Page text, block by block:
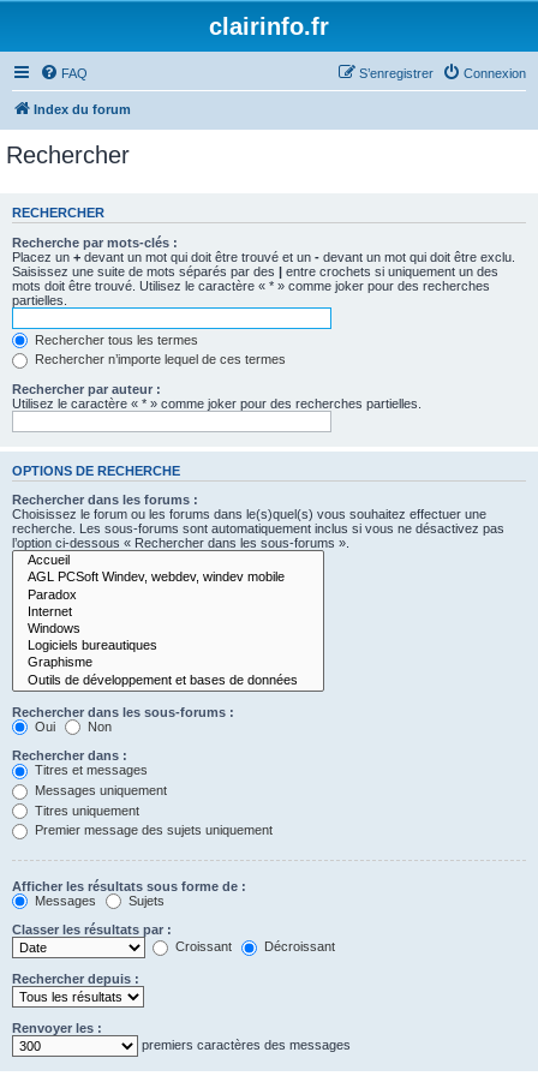
clairinfo.fr
FAQ Connexion
S’enregistrer
Index du forum
Rechercher
RECHERCHER
Recherche par mots-clés :
Placez un + devant un mot qui doit être trouvé et un - devant un mot qui doit être exclu.
Saisissez une suite de mots séparés par des | entre crochets si uniquement un des
mots doit être trouvé. Utilisez le caractère « * » comme joker pour des recherches
partielles.
Rechercher tous les termes
Rechercher n’importe lequel de ces termes
Rechercher par auteur :
Utilisez le caractère « * » comme joker pour des recherches partielles.
OPTIONS DE RECHERCHE
Rechercher dans les forums :
Choisissez le forum ou les forums dans le(s)quel(s) vous souhaitez effectuer une
recherche. Les sous-forums sont automatiquement inclus si vous ne désactivez pas
l’option ci-dessous « Rechercher dans les sous-forums ».
Rechercher dans les sous-forums :
Oui
Non
Rechercher dans :
Titres et messages
Messages uniquement
Titres uniquement
Premier message des sujets uniquement
Afficher les résultats sous forme de :
Messages
Sujets
Classer les résultats par :
Croissant
Décroissant
Rechercher depuis :
Renvoyer les :
premiers caractères des messages